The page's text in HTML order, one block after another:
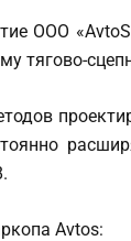
ООО
тягово-
Avtos: